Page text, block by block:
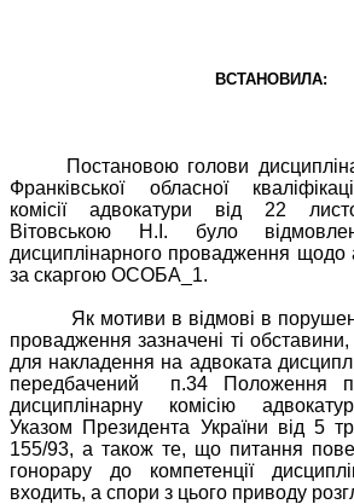
ВСТАНОВИЛА:
Постановою голови
Франківської обласної
комісії адвокатури від 22
Вітовською
Н.І. було
дисциплінарного провадження щодо
за скаргою ОСОБА_1.
Як мотиви в відмові в
провадження зазначені ті
для накладення на адвоката
передбачений
п.34 Положення
дисциплінарну комісію
Указом Президента України від 5
155/93, а також те, що питання
гонорару до компетенції
входить, а спори з цього приводу